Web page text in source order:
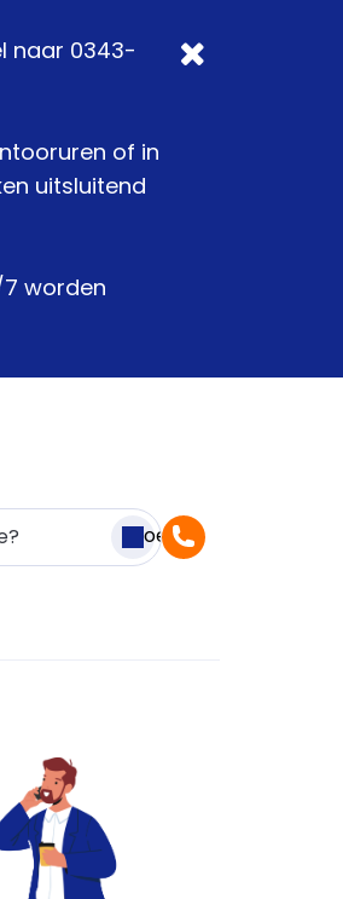
naar 0343-
of in
uitsluitend
7 worden
Zoeken